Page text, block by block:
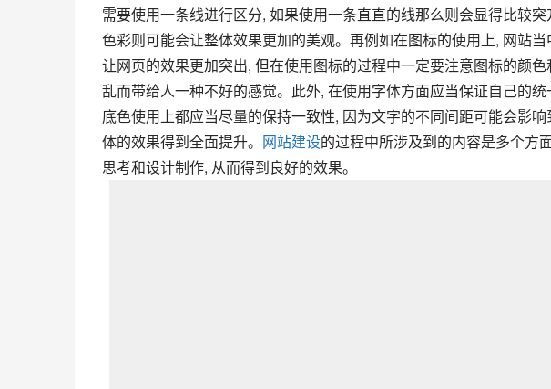
需要使用一条线进行区分, 如果使用一条直直的线那么则会显得比较
色彩则可能会让整体效果更加的美观。再例如在图标的使用上, 网站
让网页的效果更加突出, 但在使用图标的过程中一定要注意图标的颜
乱而带给人一种不好的感觉。此外, 在使用字体方面应当保证自己的
底色使用上都应当尽量的保持一致性, 因为文字的不同间距可能会影
体的效果得到全面提升。 网站建设的过程中所涉及到的内容是多个方
思考和设计制作, 从而得到良好的效果。